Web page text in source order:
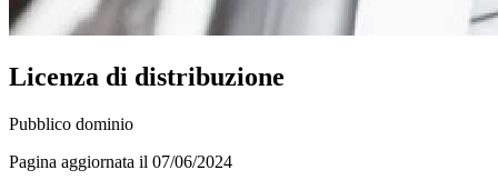
Licenza di distribuzione
Pubblico dominio
Pagina aggiornata il 07/06/2024